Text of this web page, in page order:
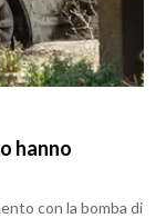
hanno
con la bomba di